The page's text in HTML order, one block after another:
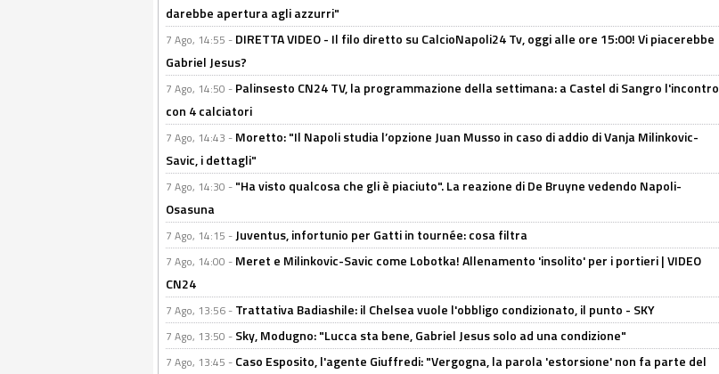
darebbe apertura agli azzurri"
7 Ago, 14:55 - DIRETTA VIDEO - Il filo diretto su CalcioNapoli24 Tv, oggi alle ore 15:00! Vi piacerebbe
Gabriel Jesus?
7 Ago, 14:50 - Palinsesto CN24 TV, la programmazione della settimana: a Castel di Sangro l'incontro
con 4 calciatori
7 Ago, 14:43 - Moretto: "Il Napoli studia l’opzione Juan Musso in caso di addio di Vanja Milinkovic-
Savic, i dettagli"
7 Ago, 14:30 - "Ha visto qualcosa che gli è piaciuto". La reazione di De Bruyne vedendo Napoli-
Osasuna
7 Ago, 14:15 - Juventus, infortunio per Gatti in tournée: cosa filtra
7 Ago, 14:00 - Meret e Milinkovic-Savic come Lobotka! Allenamento 'insolito' per i portieri | VIDEO
CN24
7 Ago, 13:56 - Trattativa Badiashile: il Chelsea vuole l'obbligo condizionato, il punto - SKY
7 Ago, 13:50 - Sky, Modugno: "Lucca sta bene, Gabriel Jesus solo ad una condizione"
7 Ago, 13:45 - Caso Esposito, l'agente Giuffredi: "Vergogna, la parola 'estorsione' non fa parte del